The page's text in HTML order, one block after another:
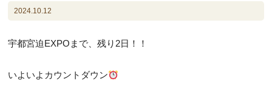
2024.10.12
宇都宮迫EXPOまで、残り2日！！
いよいよカウントダウン